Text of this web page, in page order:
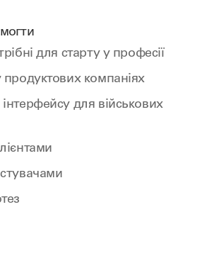
для старту у професії
продуктових компаніях
для військових